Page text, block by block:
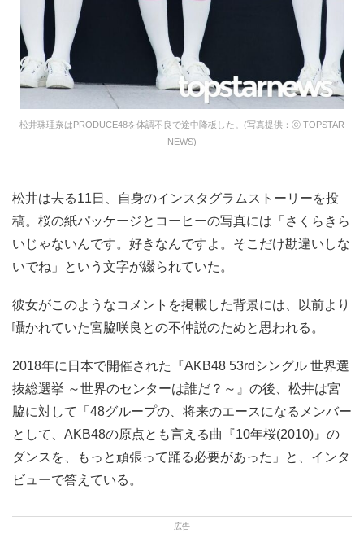
松井珠理奈はPRODUCE48を体調不良で途中降板した。(写真提供：ⓒ TOPSTAR
NEWS)
松井は去る11日、自身のインスタグラムストーリーを投
稿。桜の紙パッケージとコーヒーの写真には「さくらきら
いじゃないんです。好きなんですよ。そこだけ勘違いしな
いでね」という文字が綴られていた。
彼女がこのようなコメントを掲載した背景には、以前より
囁かれていた宮脇咲良との不仲説のためと思われる。
2018年に日本で開催された『AKB48 53rdシングル 世界選
抜総選挙 ～世界のセンターは誰だ？～』の後、松井は宮
脇に対して「48グループの、将来のエースになるメンバー
として、AKB48の原点とも言える曲『10年桜(2010)』の
ダンスを、もっと頑張って踊る必要があった」と、インタ
ビューで答えている。